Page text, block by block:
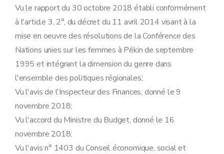
Vu le rapport du 30 octobre 2018 établi conformément
à l'article 3, 2°, du décret du 11 avril 2014 visant à la
mise en oeuvre des résolutions de la Conférence des
Nations unies sur les femmes à Pékin de septembre
1995 et intégrant la dimension du genre dans
l'ensemble des politiques régionales;
Vu l'avis de l'Inspecteur des Finances, donné le 9
novembre 2018;
Vu l'accord du Ministre du Budget, donné le 16
novembre 2018;
Vu l'avis n° 1403 du Conseil économique, social et